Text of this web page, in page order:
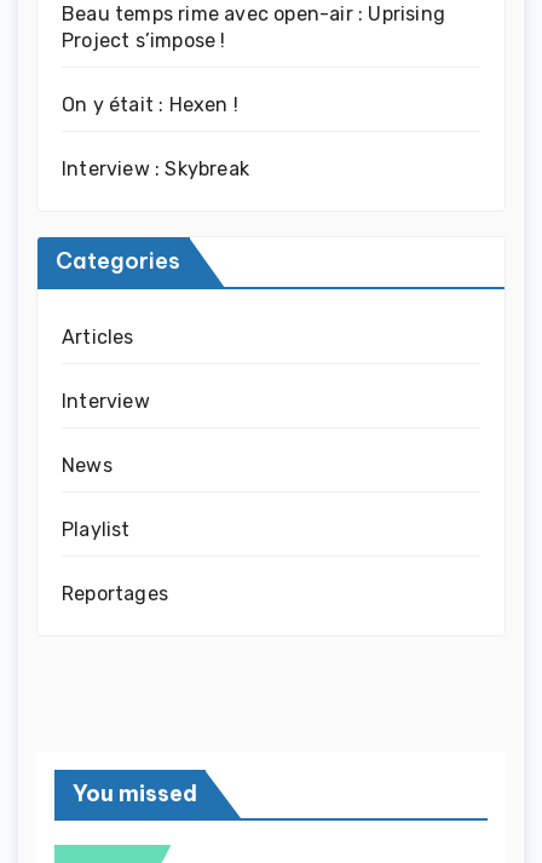
Beau temps rime avec open-air : Uprising
Project s’impose !
On y était : Hexen !
Interview : Skybreak
Categories
Articles
Interview
News
Playlist
Reportages
You missed